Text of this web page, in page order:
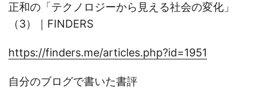
正和の「テクノロジーから見える社会の変化」
（3）｜FINDERS
https://finders.me/articles.php?id=1951
自分のブログで書いた書評